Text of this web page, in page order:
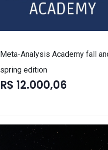
Meta-Analysis Academy fall
spring edition
R$ 12.000,06